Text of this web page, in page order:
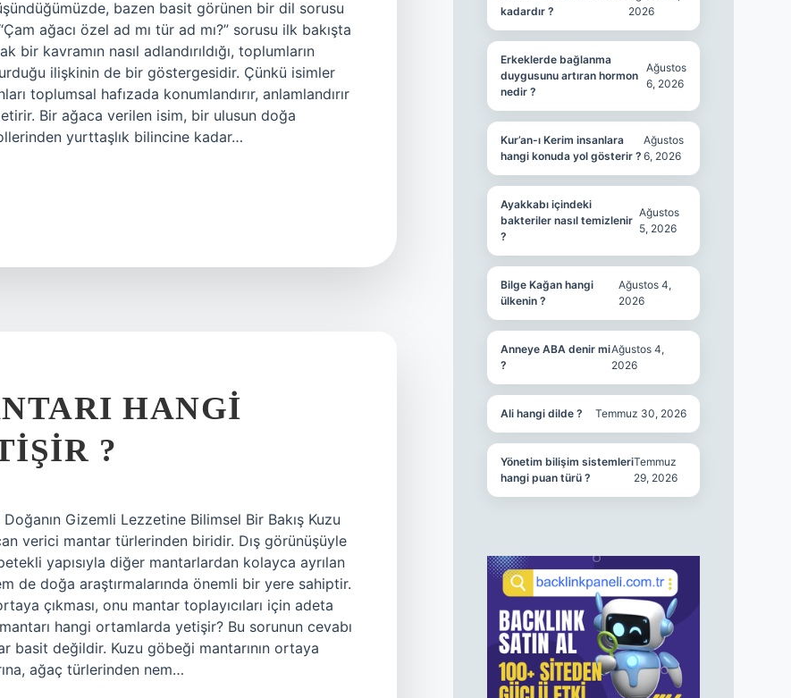
bazen basit görünen bir dil sorusu
ağacı özel ad mı tür ad mı?” sorusu ilk bakışta
kavramın nasıl adlandırıldığı, toplumların
ilişkinin de bir göstergesidir. Çünkü isimler
toplumsal hafızada konumlandırır, anlamlandırır
Bir ağaca verilen isim, bir ulusun doğa
yurttaşlık bilincine kadar…
HANGI
?
Gizemli Lezzetine Bilimsel Bir Bakış Kuzu
verici mantar türlerinden biridir. Dış görünüşüyle
yapısıyla diğer mantarlardan kolayca ayrılan
de doğa araştırmalarında önemli bir yere sahiptir.
çıkması, onu mantar toplayıcıları için adeta
hangi ortamlarda yetişir? Bu sorunun cevabı
basit değildir. Kuzu göbeği mantarının ortaya
ağaç türlerinden nem…
kadardır ?
2026
Erkeklerde bağlanma
duygusunu artıran hormon
nedir ?
Ağustos
6, 2026
Kur’an-ı Kerim insanlara
hangi konuda yol gösterir ?
Ağustos
6, 2026
Ayakkabı içindeki
bakteriler nasıl temizlenir
?
Ağustos
5, 2026
Bilge Kağan hangi
ülkenin ?
Ağustos 4,
2026
Anneye ABA denir mi
?
Ağustos 4,
2026
Ali hangi dilde ? Temmuz 30, 2026
Yönetim bilişim sistemleri
hangi puan türü ?
Temmuz
29, 2026